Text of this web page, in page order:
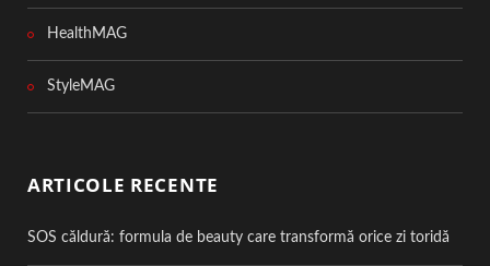
HealthMAG
StyleMAG
ARTICOLE RECENTE
SOS căldură: formula de beauty care transformă orice zi toridă